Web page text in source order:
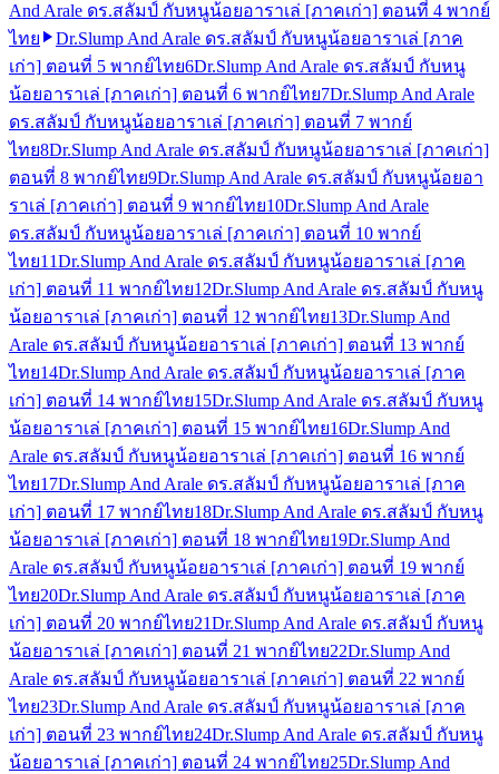
And Arale ดร.สลัมป์ กับหนูน้อยอาราเล่ [ภาคเก่า] ตอนที่ 4 พากย์
ไทย
Dr.Slump And Arale ดร.สลัมป์ กับหนูน้อยอาราเล่ [ภาค
เก่า] ตอนที่ 5 พากย์ไทย6Dr.Slump And Arale ดร.สลัมป์ กับหนู
น้อยอาราเล่ [ภาคเก่า] ตอนที่ 6 พากย์ไทย7Dr.Slump And Arale
ดร.สลัมป์ กับหนูน้อยอาราเล่ [ภาคเก่า] ตอนที่ 7 พากย์
ไทย8Dr.Slump And Arale ดร.สลัมป์ กับหนูน้อยอาราเล่ [ภาคเก่า]
ตอนที่ 8 พากย์ไทย9Dr.Slump And Arale ดร.สลัมป์ กับหนูน้อยอา
ราเล่ [ภาคเก่า] ตอนที่ 9 พากย์ไทย10Dr.Slump And Arale
ดร.สลัมป์ กับหนูน้อยอาราเล่ [ภาคเก่า] ตอนที่ 10 พากย์
ไทย11Dr.Slump And Arale ดร.สลัมป์ กับหนูน้อยอาราเล่ [ภาค
เก่า] ตอนที่ 11 พากย์ไทย12Dr.Slump And Arale ดร.สลัมป์ กับหนู
น้อยอาราเล่ [ภาคเก่า] ตอนที่ 12 พากย์ไทย13Dr.Slump And
Arale ดร.สลัมป์ กับหนูน้อยอาราเล่ [ภาคเก่า] ตอนที่ 13 พากย์
ไทย14Dr.Slump And Arale ดร.สลัมป์ กับหนูน้อยอาราเล่ [ภาค
เก่า] ตอนที่ 14 พากย์ไทย15Dr.Slump And Arale ดร.สลัมป์ กับหนู
น้อยอาราเล่ [ภาคเก่า] ตอนที่ 15 พากย์ไทย16Dr.Slump And
Arale ดร.สลัมป์ กับหนูน้อยอาราเล่ [ภาคเก่า] ตอนที่ 16 พากย์
ไทย17Dr.Slump And Arale ดร.สลัมป์ กับหนูน้อยอาราเล่ [ภาค
เก่า] ตอนที่ 17 พากย์ไทย18Dr.Slump And Arale ดร.สลัมป์ กับหนู
น้อยอาราเล่ [ภาคเก่า] ตอนที่ 18 พากย์ไทย19Dr.Slump And
Arale ดร.สลัมป์ กับหนูน้อยอาราเล่ [ภาคเก่า] ตอนที่ 19 พากย์
ไทย20Dr.Slump And Arale ดร.สลัมป์ กับหนูน้อยอาราเล่ [ภาค
เก่า] ตอนที่ 20 พากย์ไทย21Dr.Slump And Arale ดร.สลัมป์ กับหนู
น้อยอาราเล่ [ภาคเก่า] ตอนที่ 21 พากย์ไทย22Dr.Slump And
Arale ดร.สลัมป์ กับหนูน้อยอาราเล่ [ภาคเก่า] ตอนที่ 22 พากย์
ไทย23Dr.Slump And Arale ดร.สลัมป์ กับหนูน้อยอาราเล่ [ภาค
เก่า] ตอนที่ 23 พากย์ไทย24Dr.Slump And Arale ดร.สลัมป์ กับหนู
น้อยอาราเล่ [ภาคเก่า] ตอนที่ 24 พากย์ไทย25Dr.Slump And